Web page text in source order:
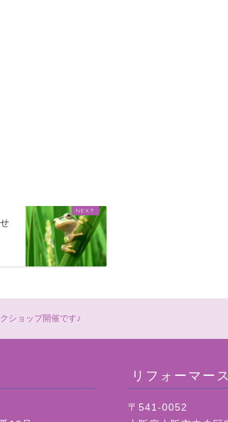
ショップ開催です♪
リフォーマー
〒541-0052